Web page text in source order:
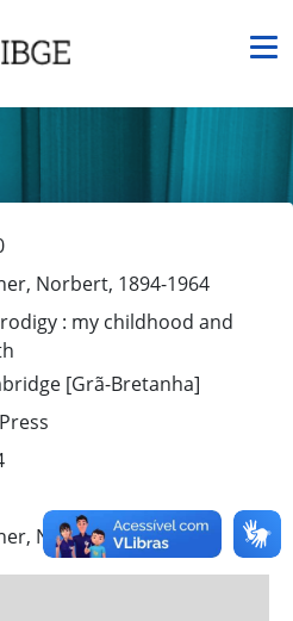
Norbert, 1894-1964
: my childhood and
[Grã-Bretanha]
Norbert, 1894-1964